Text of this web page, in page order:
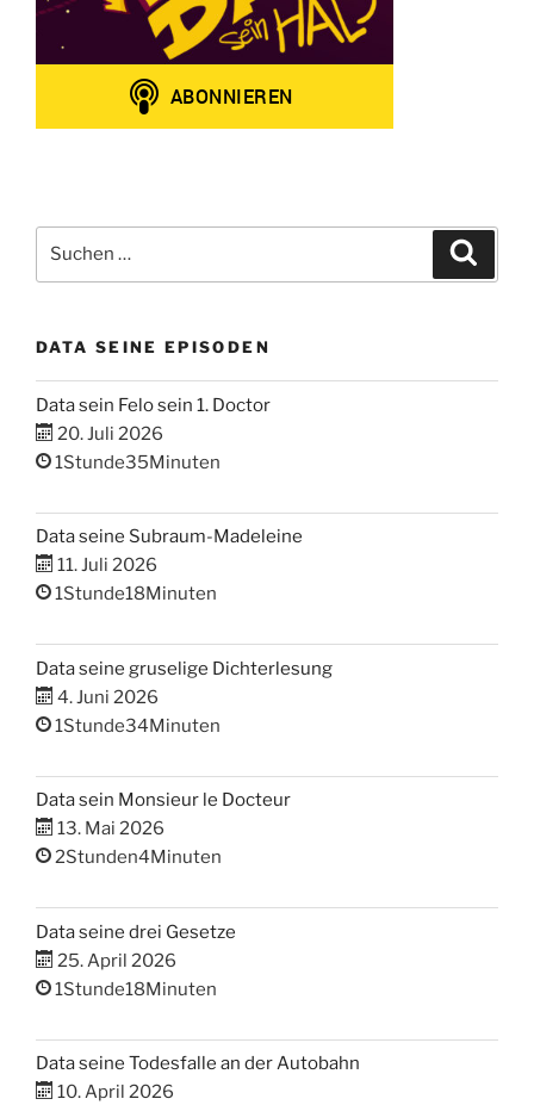
nach:
DATA SEINE EPISODEN
Data sein Felo sein 1. Doctor
20. Juli 2026
1Stunde35Minuten
Data seine Subraum-Madeleine
11. Juli 2026
1Stunde18Minuten
Data seine gruselige Dichterlesung
4. Juni 2026
1Stunde34Minuten
Data sein Monsieur le Docteur
13. Mai 2026
2Stunden4Minuten
Data seine drei Gesetze
25. April 2026
1Stunde18Minuten
Data seine Todesfalle an der Autobahn
10. April 2026